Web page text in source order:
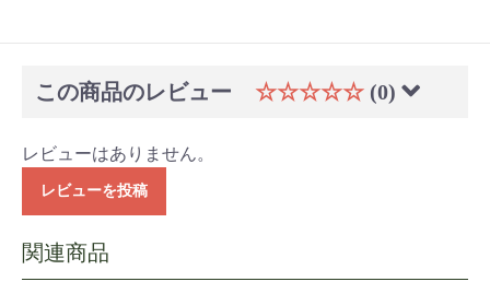
この商品のレビュー ☆☆☆☆☆ (0)
レビューはありません。
レビューを投稿